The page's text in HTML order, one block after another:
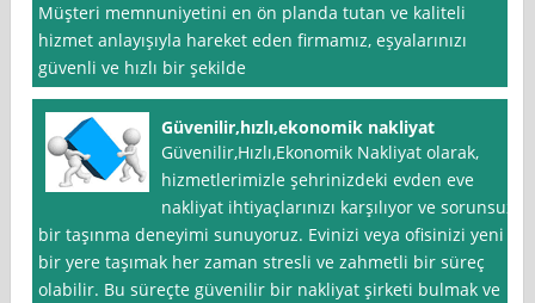
Müşteri memnuniyetini en ön planda tutan ve kaliteli
hizmet anlayışıyla hareket eden firmamız, eşyalarınızı
güvenli ve hızlı bir şekilde
Güvenilir,hızlı,ekonomik nakliyat
Güvenilir,Hızlı,Ekonomik Nakliyat olarak,
hizmetlerimizle şehrinizdeki evden eve
nakliyat ihtiyaçlarınızı karşılıyor ve sorunsuz
bir taşınma deneyimi sunuyoruz. Evinizi veya ofisinizi yeni
bir yere taşımak her zaman stresli ve zahmetli bir süreç
olabilir. Bu süreçte güvenilir bir nakliyat şirketi bulmak ve